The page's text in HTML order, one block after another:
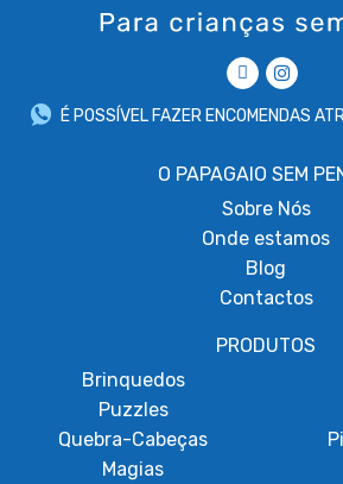
É POSSÍVEL FAZER ENCOMENDAS
O PAPAGAIO SEM
Sobre Nós
Onde estamos
Blog
Contactos
PRODUTOS
Brinquedos
Puzzles
Quebra-Cabeças
Magias